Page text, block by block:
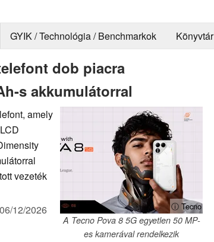
GYIK / Technológia / Benchmarkok Könyvtár
dob piacra
s akkumulátorral
ⓘ Tecno
A Tecno Pova 8 5G egyetlen 50 MP-
es kamerával rendelkezik
amely
vezeték
06/12/2026